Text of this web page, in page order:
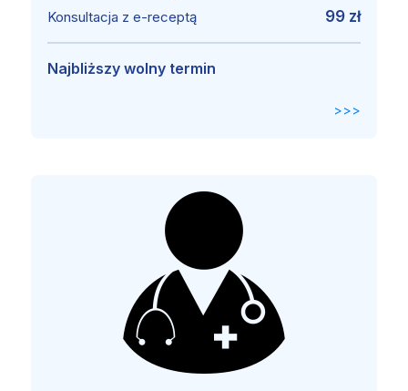
Konsultacja z e-receptą 99 zł
Najbliższy wolny termin
>>>